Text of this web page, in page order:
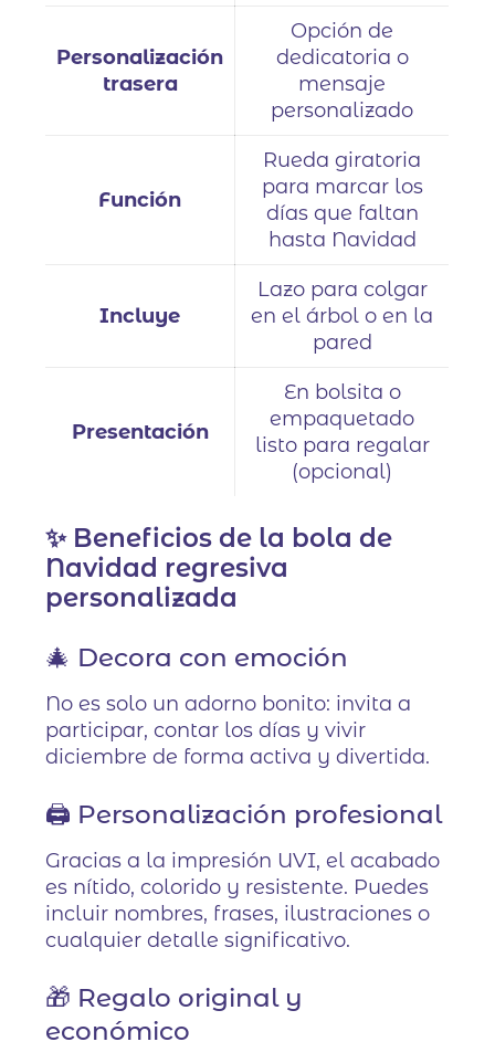
Personalización
trasera
Opción de
dedicatoria o
mensaje
personalizado
Función
Rueda giratoria
para marcar los
días que faltan
hasta Navidad
Incluye
Lazo para colgar
en el árbol o en la
pared
Presentación
En bolsita o
empaquetado
listo para regalar
(opcional)
✨ Beneficios de la bola de
Navidad regresiva
personalizada
🎄 Decora con emoción
No es solo un adorno bonito: invita a
participar, contar los días y vivir
diciembre de forma activa y divertida.
🖨️ Personalización profesional
Gracias a la impresión UVI, el acabado
es nítido, colorido y resistente. Puedes
incluir nombres, frases, ilustraciones o
cualquier detalle significativo.
🎁 Regalo original y
económico